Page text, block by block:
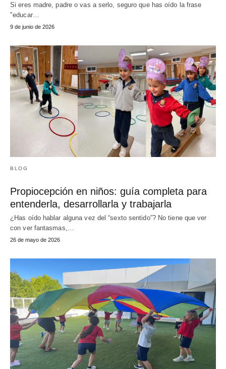
Si eres madre, padre o vas a serlo, seguro que has oído la frase
"educar…
9 de junio de 2026
BLOG
Propiocepción en niños: guía completa para
entenderla, desarrollarla y trabajarla
¿Has oído hablar alguna vez del “sexto sentido”? No tiene que ver
con ver fantasmas,…
26 de mayo de 2026